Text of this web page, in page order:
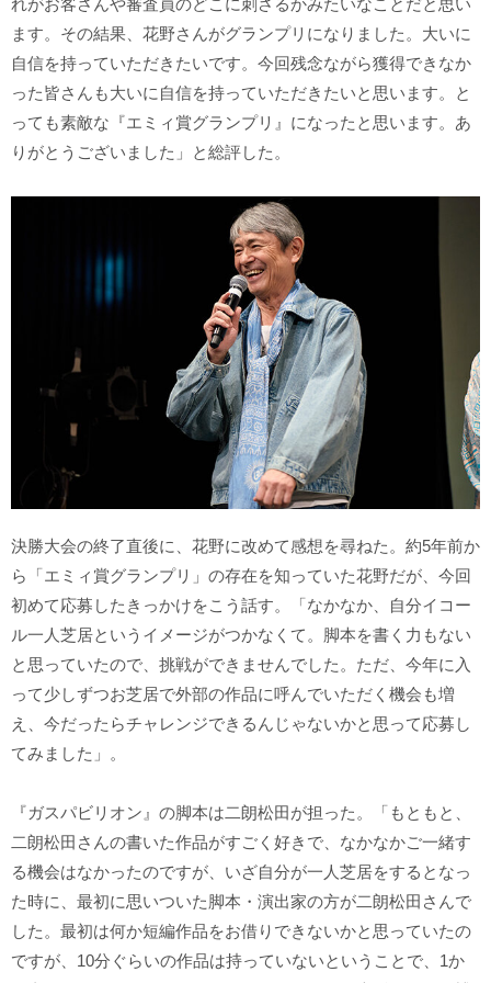
ます。その結果、花野さんがグランプリになりました。大いに
自信を持っていただきたいです。今回残念ながら獲得できなか
った皆さんも大いに自信を持っていただきたいと思います。と
っても素敵な『エミィ賞グランプリ』になったと思います。あ
りがとうございました」と総評した。
決勝大会の終了直後に、花野に改めて感想を尋ねた。約5年前か
ら「エミィ賞グランプリ」の存在を知っていた花野だが、今回
初めて応募したきっかけをこう話す。「なかなか、自分イコー
ル一人芝居というイメージがつかなくて。脚本を書く力もない
と思っていたので、挑戦ができませんでした。ただ、今年に入
って少しずつお芝居で外部の作品に呼んでいただく機会も増
え、今だったらチャレンジできるんじゃないかと思って応募し
てみました」。
『ガスパビリオン』の脚本は二朗松田が担った。「もともと、
二朗松田さんの書いた作品がすごく好きで、なかなかご一緒す
る機会はなかったのですが、いざ自分が一人芝居をするとなっ
た時に、最初に思いついた脚本・演出家の方が二朗松田さんで
した。最初は何か短編作品をお借りできないかと思っていたの
ですが、10分ぐらいの作品は持っていないということで、1か